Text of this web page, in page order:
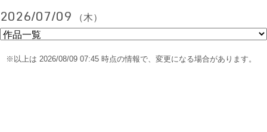
2026/07/09 （木）
※以上は 2026/08/09 07:45 時点の情報で、変更になる場合があります。